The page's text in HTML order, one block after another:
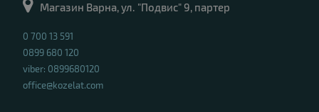
Магазин Варна, ул. "Подвис" 9, партер
0 700 13 591
0899 680 120
viber: 0899680120
office@kozelat.com